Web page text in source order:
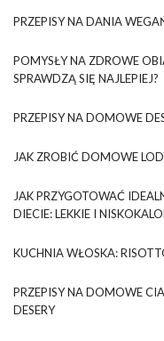
PRZEPISY NA DANIA
POMYSŁY NA ZDROWE
SPRAWDZĄ SIĘ NAJLEPIEJ?
PRZEPISY NA DOMOWE
JAK ZROBIĆ DOMOWE
JAK PRZYGOTOWAĆ
DIECIE: LEKKIE I
KUCHNIA WŁOSKA:
PRZEPISY NA DOMOWE
DESERY